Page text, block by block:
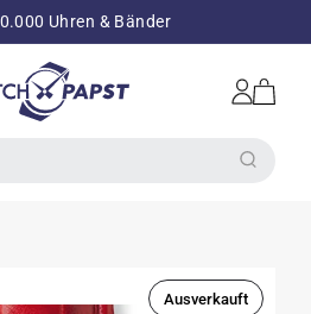
Uhren & Bänder
Einloggen
Warenkorb
Ausverkauft